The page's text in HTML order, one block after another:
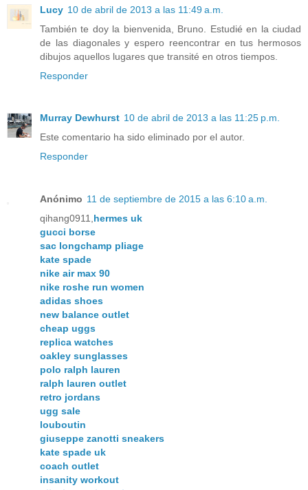
Lucy 10 de abril de 2013 a las 11:49 a.m.
También te doy la bienvenida, Bruno. Estudié en la ciudad
de las diagonales y espero reencontrar en tus hermosos
dibujos aquellos lugares que transité en otros tiempos.
Responder
Murray Dewhurst 10 de abril de 2013 a las 11:25 p.m.
Este comentario ha sido eliminado por el autor.
Responder
Anónimo 11 de septiembre de 2015 a las 6:10 a.m.
qihang0911,hermes uk
gucci borse
sac longchamp pliage
kate spade
nike air max 90
nike roshe run women
adidas shoes
new balance outlet
cheap uggs
replica watches
oakley sunglasses
polo ralph lauren
ralph lauren outlet
retro jordans
ugg sale
louboutin
giuseppe zanotti sneakers
kate spade uk
coach outlet
insanity workout